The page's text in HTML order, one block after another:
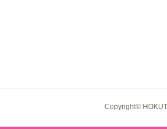
Copyright©